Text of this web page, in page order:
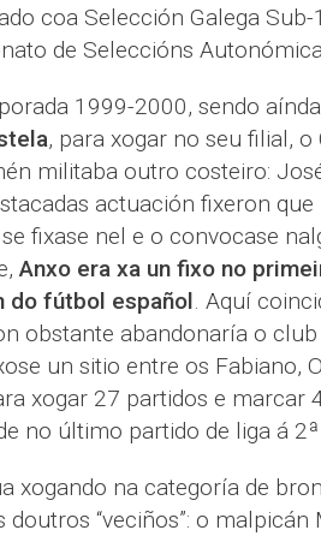
coa Selección Galega
de Seleccións
1999-2000, sendo
, para xogar no seu filial,
militaba outro costeiro:
actuación fixeron
fixase nel e o convocase
Anxo era xa un fixo no
do fútbol español. Aquí
obstante abandonaría o
un sitio entre os Fabiano,
xogar 27 partidos e marcar
no último partido de liga á 2ª
xogando na categoría de
doutros “veciños”: o